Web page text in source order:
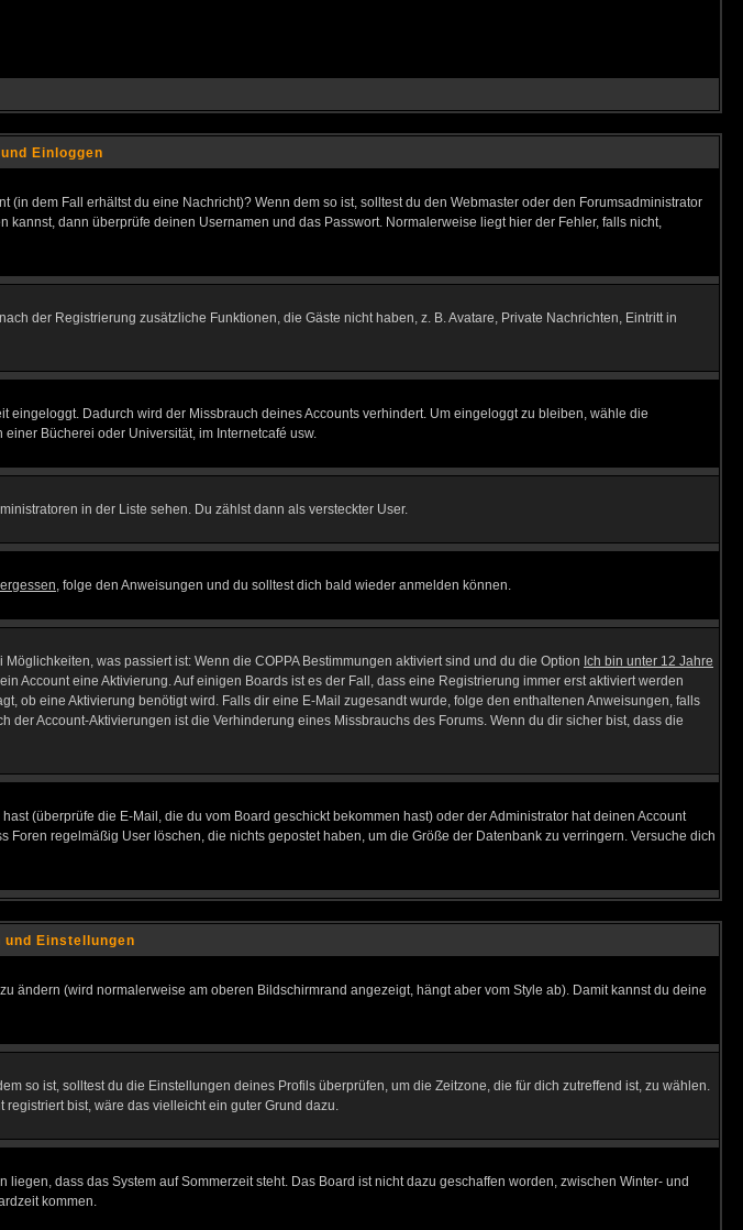
Einloggen
dem Fall erhältst du eine Nachricht)? Wenn dem so ist, solltest du den Webmaster oder den Forumsadministrator
dann überprüfe deinen Usernamen und das Passwort. Normalerweise liegt hier der Fehler, falls nicht,
der Registrierung zusätzliche Funktionen, die Gäste nicht haben, z. B. Avatare, Private Nachrichten, Eintritt in
eingeloggt. Dadurch wird der Missbrauch deines Accounts verhindert. Um eingeloggt zu bleiben, wähle die
Bücherei oder Universität, im Internetcafé usw.
in der Liste sehen. Du zählst dann als versteckter User.
, folge den Anweisungen und du solltest dich bald wieder anmelden können.
was passiert ist: Wenn die COPPA Bestimmungen aktiviert sind und du die Option Ich bin unter 12 Jahre
eine Aktivierung. Auf einigen Boards ist es der Fall, dass eine Registrierung immer erst aktiviert werden
ob eine Aktivierung benötigt wird. Falls dir eine E-Mail zugesandt wurde, folge den enthaltenen Anweisungen, falls
Account-Aktivierungen ist die Verhinderung eines Missbrauchs des Forums. Wenn du dir sicher bist, dass die
(überprüfe die E-Mail, die du vom Board geschickt bekommen hast) oder der Administrator hat deinen Account
regelmäßig User löschen, die nichts gepostet haben, um die Größe der Datenbank zu verringern. Versuche dich
und Einstellungen
ändern (wird normalerweise am oberen Bildschirmrand angezeigt, hängt aber vom Style ab). Damit kannst du deine
so ist, solltest du die Einstellungen deines Profils überprüfen, um die Zeitzone, die für dich zutreffend ist, zu wählen.
bist, wäre das vielleicht ein guter Grund dazu.
dass das System auf Sommerzeit steht. Das Board ist nicht dazu geschaffen worden, zwischen Winter- und
kommen.